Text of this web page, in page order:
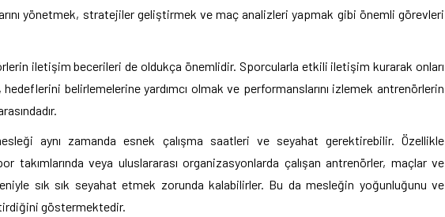
yönetmek, stratejiler geliştirmek ve maç analizleri yapmak gibi önemli görevleri
iletişim becerileri de oldukça önemlidir. Sporcularla etkili iletişim kurarak onları
belirlemelerine yardımcı olmak ve performanslarını izlemek antrenörlerin
aynı zamanda esnek çalışma saatleri ve seyahat gerektirebilir. Özellikle
takımlarında veya uluslararası organizasyonlarda çalışan antrenörler, maçlar ve
sık sık seyahat etmek zorunda kalabilirler. Bu da mesleğin yoğunluğunu ve
göstermektedir.